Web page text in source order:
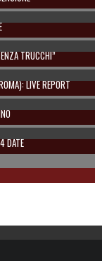
TRUCCHI”
LIVE REPORT
DATE